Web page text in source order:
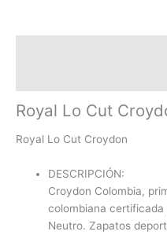
Royal Lo Cut
Royal Lo Cut Croydon
DESCRIPCIÓN:
Croydon Colombia,
colombiana certificada
Neutro. Zapatos